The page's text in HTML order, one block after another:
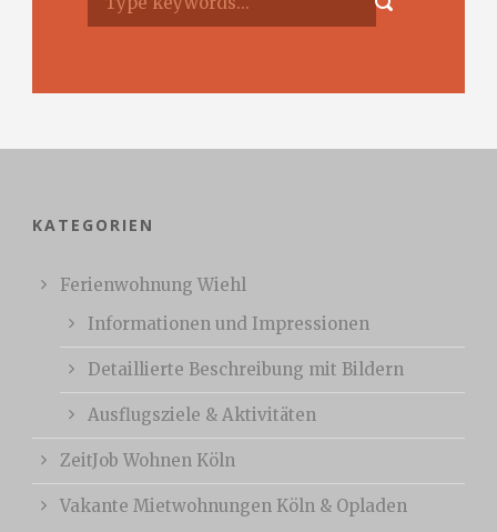
KATEGORIEN
Ferienwohnung Wiehl
Informationen und Impressionen
Detaillierte Beschreibung mit Bildern
Ausflugsziele & Aktivitäten
ZeitJob Wohnen Köln
Vakante Mietwohnungen Köln & Opladen